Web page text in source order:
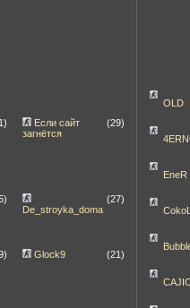
Если сайт
загнётся
(29)
De_stroyka_doma
(27)
Glock9 (21)
OLD
EneR